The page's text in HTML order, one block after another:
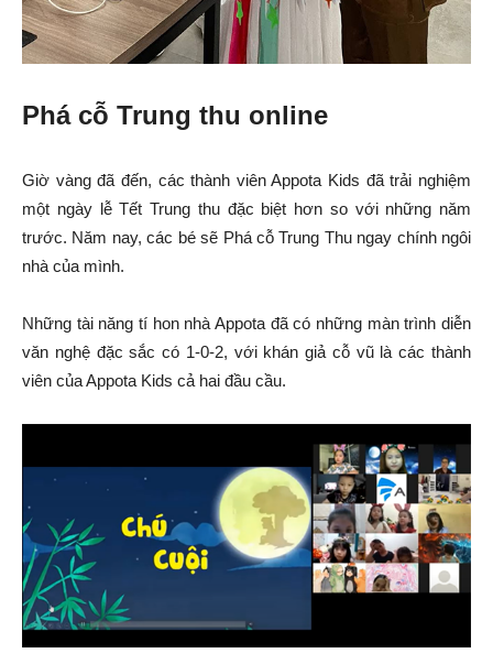
Phá cỗ Trung thu online
Giờ vàng đã đến, các thành viên Appota Kids đã trải nghiệm
một ngày lễ Tết Trung thu đặc biệt hơn so với những năm
trước. Năm nay, các bé sẽ Phá cỗ Trung Thu ngay chính ngôi
nhà của mình.
Những tài năng tí hon nhà Appota đã có những màn trình diễn
văn nghệ đặc sắc có 1-0-2, với khán giả cỗ vũ là các thành
viên của Appota Kids cả hai đầu cầu.